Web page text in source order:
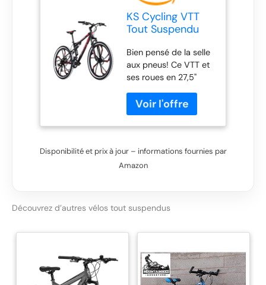
KS Cycling VTT
Tout Suspendu
Noir-Rouge TC
46 cm
Bien pensé de la selle
aux pneus! Ce VTT et
ses roues en 27,5"
cadre noir et ses
stickers blancs très
stylés. Le VTT tout
d'un dérailleur
Shimano 21 vitesses.
suspendu vous
de terrain. Le plus
absolu de ce VTT ce
sont les roues 27,5'' en
Disponibilité et prix à jour – informations fournies par
Amazon
Découvrez d’autres vélos tout suspendus